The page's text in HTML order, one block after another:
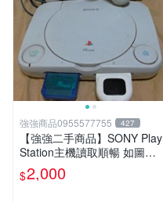
強強商品0955577755 427
【強強二手商品】SONY Play
Station主機讀取順暢 如圖全
部 ! 外觀完整乾淨
$2,000